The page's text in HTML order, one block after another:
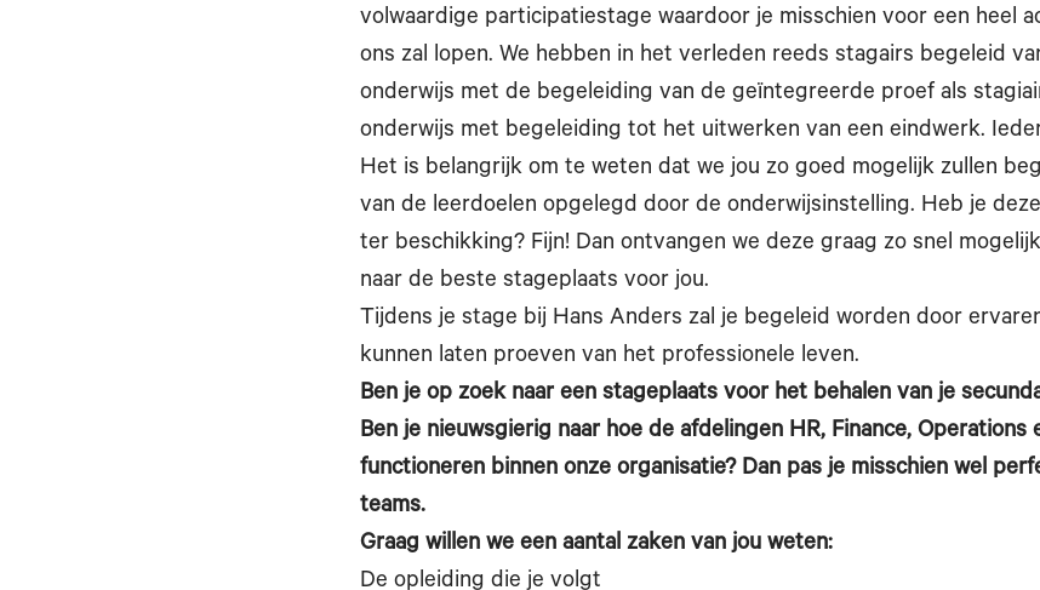
volwaardige participatiestage waardoor je misschien voor een heel
ons zal lopen. We hebben in het verleden reeds stagairs begeleid
onderwijs met de begeleiding van de geïntegreerde proef als
onderwijs met begeleiding tot het uitwerken van een eindwerk.
Het is belangrijk om te weten dat we jou zo goed mogelijk zullen
van de leerdoelen opgelegd door de onderwijsinstelling. Heb je
ter beschikking? Fijn! Dan ontvangen we deze graag zo snel
naar de beste stageplaats voor jou.
Tijdens je stage bij Hans Anders zal je begeleid worden door
kunnen laten proeven van het professionele leven.
Ben je op zoek naar een stageplaats voor het behalen van je
Ben je nieuwsgierig naar hoe de afdelingen HR, Finance, Operations
functioneren binnen onze organisatie? Dan pas je misschien wel
teams.
Graag willen we een aantal zaken van jou weten:
De opleiding die je volgt